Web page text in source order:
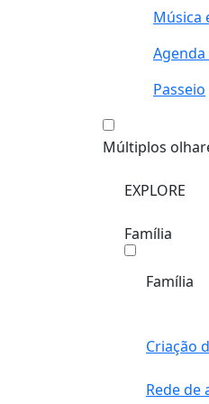
Música
Passeio
Múltiplos
EXPLORE
Família
Família
Criação
Rede de